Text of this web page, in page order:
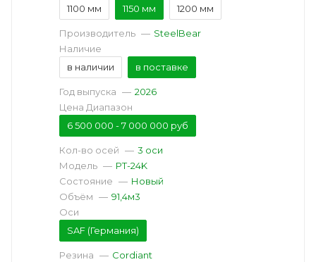
1100 мм
1150 мм 1200 мм
Производитель — SteelBear
Наличие
в наличии
в поставке
Год выпуска — 2026
Цена Диапазон
6 500 000 - 7 000 000 руб
Кол-во осей — 3 оси
Модель — PT-24K
Состояние — Новый
Объём — 91,4м3
Оси
SAF (Германия)
Резина — Cordiant